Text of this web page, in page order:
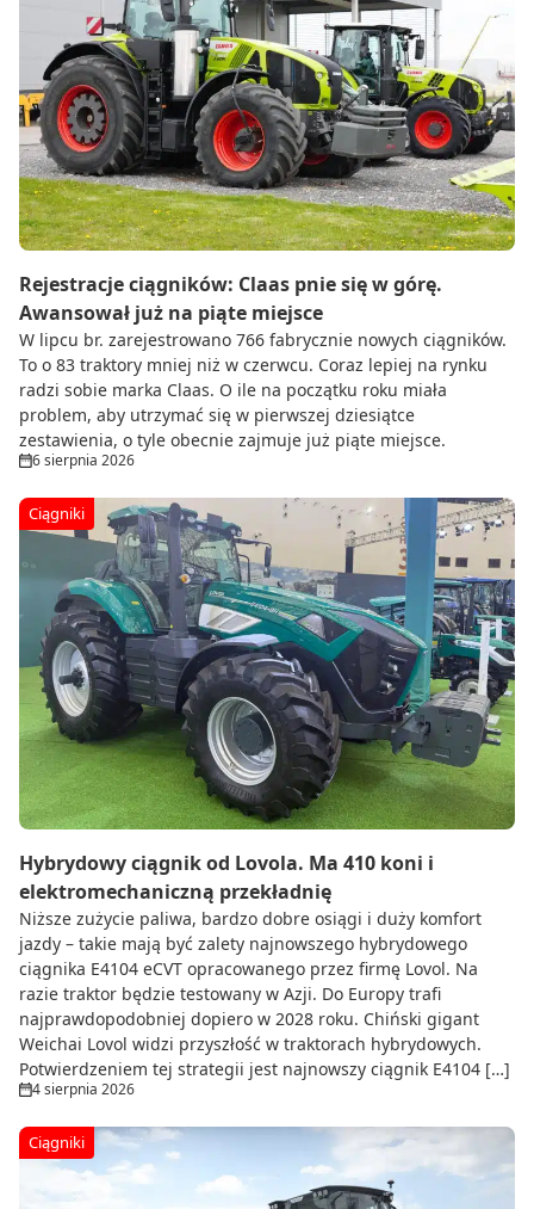
Rejestracje ciągników: Claas pnie się w górę.
Awansował już na piąte miejsce
W lipcu br. zarejestrowano 766 fabrycznie nowych ciągników.
To o 83 traktory mniej niż w czerwcu. Coraz lepiej na rynku
radzi sobie marka Claas. O ile na początku roku miała
problem, aby utrzymać się w pierwszej dziesiątce
zestawienia, o tyle obecnie zajmuje już piąte miejsce.
6 sierpnia 2026
Ciągniki
Hybrydowy ciągnik od Lovola. Ma 410 koni i
elektromechaniczną przekładnię
Niższe zużycie paliwa, bardzo dobre osiągi i duży komfort
jazdy – takie mają być zalety najnowszego hybrydowego
ciągnika E4104 eCVT opracowanego przez firmę Lovol. Na
razie traktor będzie testowany w Azji. Do Europy trafi
najprawdopodobniej dopiero w 2028 roku. Chiński gigant
Weichai Lovol widzi przyszłość w traktorach hybrydowych.
Potwierdzeniem tej strategii jest najnowszy ciągnik E4104 […]
4 sierpnia 2026
Ciągniki